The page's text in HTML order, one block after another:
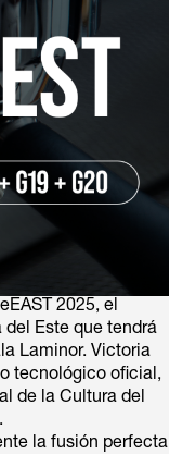
2025, el
del Este que tendrá
Laminor. Victoria
tecnológico oficial,
de la Cultura del
la fusión perfecta